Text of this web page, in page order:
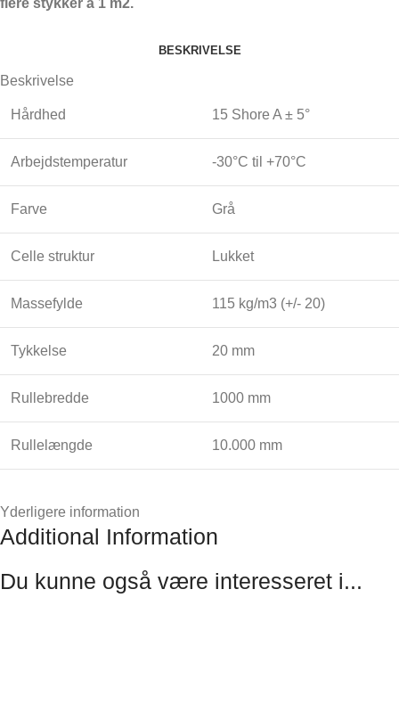
BESKRIVELSE
Beskrivelse
Hårdhed 15 Shore A ± 5°
Arbejdstemperatur -30°C til +70°C
Farve Grå
Celle struktur Lukket
Massefylde 115 kg/m3 (+/- 20)
Tykkelse 20 mm
Rullebredde 1000 mm
Rullelængde 10.000 mm
Yderligere information
Additional Information
Du kunne også være interesseret i...